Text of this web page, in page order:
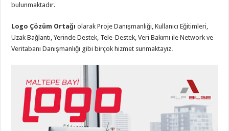
bulunmaktadır.
Logo Çözüm Ortağı olarak Proje Danışmanlığı, Kullanıcı Eğitimleri,
Uzak Bağlantı, Yerinde Destek, Tele-Destek, Veri Bakımı ile Network ve
Veritabanı Danışmanlığı gibi birçok hizmet sunmaktayız.